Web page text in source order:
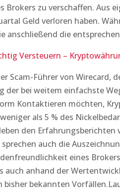
Brokers zu verschaffen. Aus
Geld verloren haben.
anschließend die
Versteuern –
Scam-Führer von
der bei weitem einfachste
Kontaktieren möchten,
als 5 % des
den Erfahrungsberichten
auch die
eines
auch anhand der
bisher bekannten